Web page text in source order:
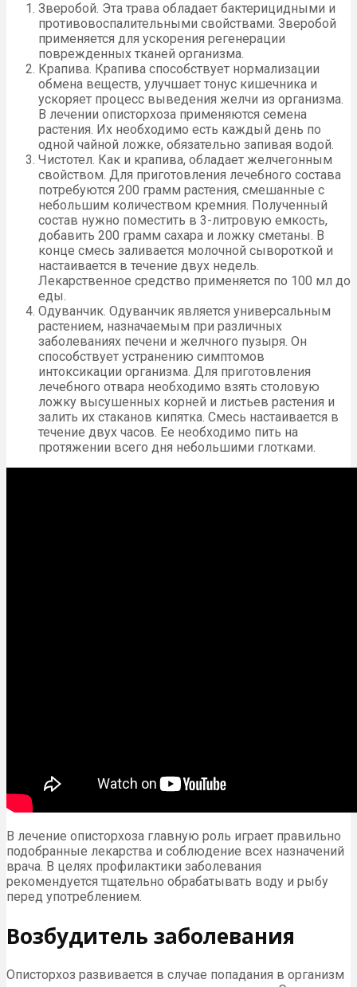
Зверобой. Эта трава обладает бактерицидными и
противовоспалительными свойствами. Зверобой
применяется для ускорения регенерации
поврежденных тканей организма.
Крапива. Крапива способствует нормализации
обмена веществ, улучшает тонус кишечника и
ускоряет процесс выведения желчи из организма.
В лечении описторхоза применяются семена
растения. Их необходимо есть каждый день по
одной чайной ложке, обязательно запивая водой.
Чистотел. Как и крапива, обладает желчегонным
свойством. Для приготовления лечебного состава
потребуются 200 грамм растения, смешанные с
небольшим количеством кремния. Полученный
состав нужно поместить в 3-литровую емкость,
добавить 200 грамм сахара и ложку сметаны. В
конце смесь заливается молочной сывороткой и
настаивается в течение двух недель.
Лекарственное средство применяется по 100 мл до
еды.
Одуванчик. Одуванчик является универсальным
растением, назначаемым при различных
заболеваниях печени и желчного пузыря. Он
способствует устранению симптомов
интоксикации организма. Для приготовления
лечебного отвара необходимо взять столовую
ложку высушенных корней и листьев растения и
залить их стаканов кипятка. Смесь настаивается в
течение двух часов. Ее необходимо пить на
протяжении всего дня небольшими глотками.
В лечение описторхоза главную роль играет правильно
подобранные лекарства и соблюдение всех назначений
врача. В целях профилактики заболевания
рекомендуется тщательно обрабатывать воду и рыбу
перед употреблением.
Возбудитель заболевания
Описторхоз развивается в случае попадания в организм